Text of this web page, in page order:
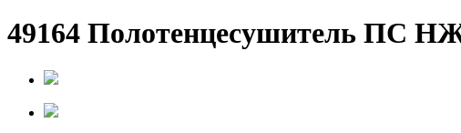
49164 Полотенцесушитель ПС